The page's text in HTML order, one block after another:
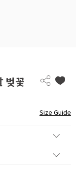
벚꽃
Size Guide